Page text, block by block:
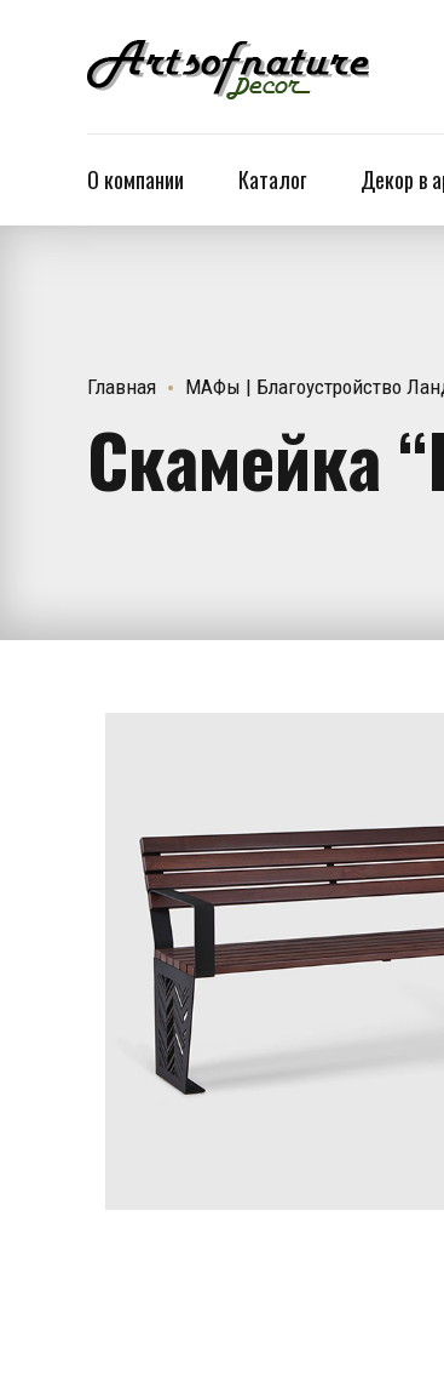
О компании Каталог Декор в
Главная МАФы | Благоустройство
Скамейка